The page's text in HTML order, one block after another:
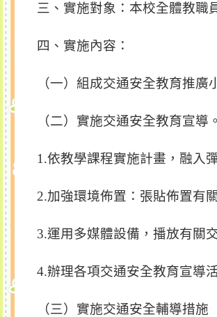
三、實施對象：本校全體教職
四、實施內容：
（一）組成交通安全教育推
（二）實施交通安全教育宣導。
1.依教學課程實施計畫，融入
2.加強環境佈置：張貼佈置有
3.運用多媒體設備，播放有關
4.辦理各項交通安全教育宣導
（三）實施交通安全輔導措施